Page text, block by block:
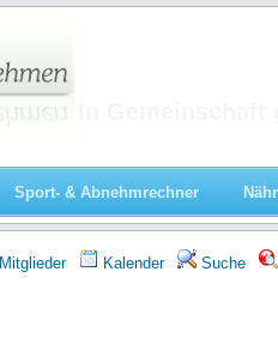
Sport- & Abnehmrechner
Mitglieder Kalender Suche